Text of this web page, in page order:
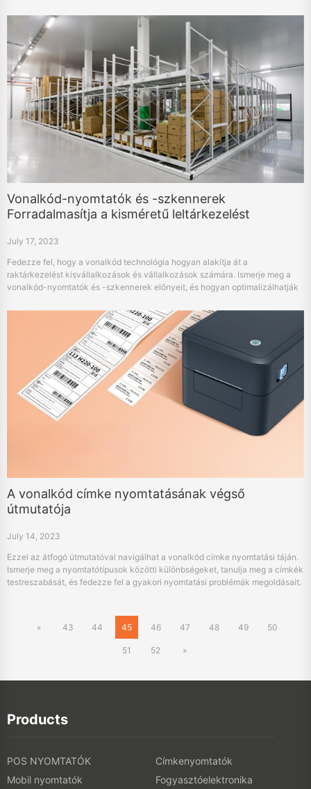
Vonalkód-nyomtatók és -szkennerek
Forradalmasítja a kisméretű leltárkezelést
July 17, 2023
Fedezze fel, hogy a vonalkód technológia hogyan alakítja át a
raktárkezelést kisvállalkozások és vállalkozások számára. Ismerje meg a
vonalkód-nyomtatók és -szkennerek előnyeit, és hogyan optimalizálhatják
A vonalkód címke nyomtatásának végső
útmutatója
July 14, 2023
Ezzel az átfogó útmutatóval navigálhat a vonalkód címke nyomtatási táján.
Ismerje meg a nyomtatótípusok közötti különbségeket, tanulja meg a címkék
testreszabását, és fedezze fel a gyakori nyomtatási problémák megoldásait.
«
43 44 45 46 47 48 49 50
51 52 »
Products
POS NYOMTATÓK
Címkenyomtatók
Mobil nyomtatók
Fogyasztóelektronika